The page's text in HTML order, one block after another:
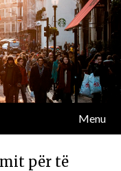
Menu
për të